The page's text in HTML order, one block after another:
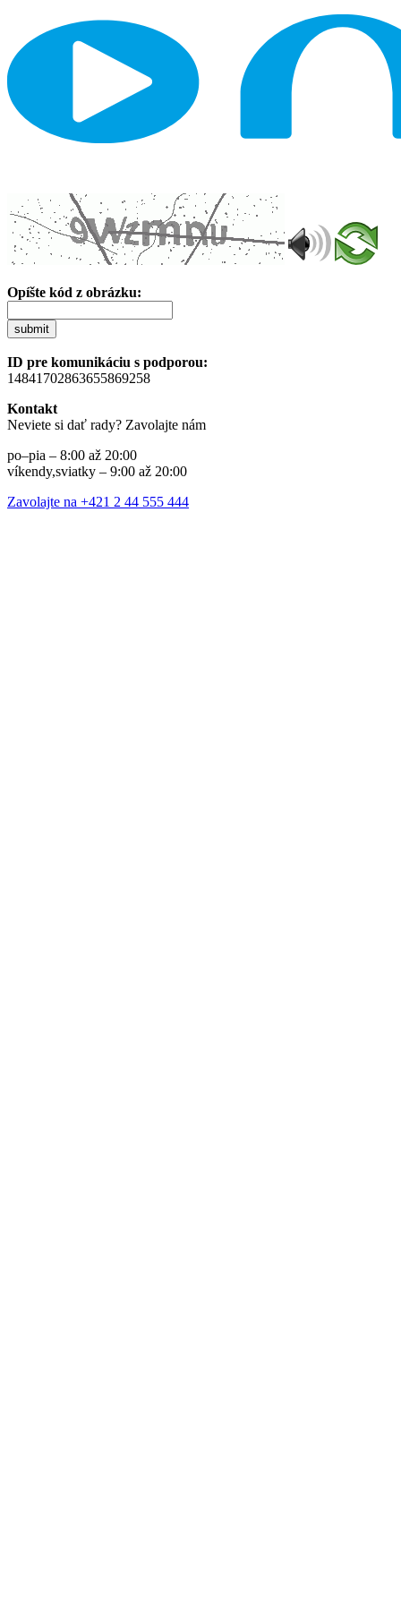
Opíšte kód z obrázku:
submit
ID pre komunikáciu s podporou:
14841702863655869258
Kontakt
Neviete si dať rady? Zavolajte nám
po–pia – 8:00 až 20:00
víkendy,sviatky – 9:00 až 20:00
Zavolajte na +421 2 44 555 444